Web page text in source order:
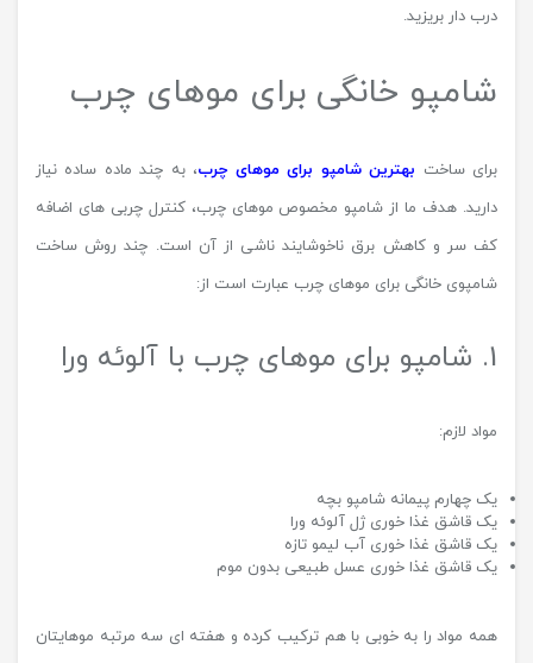
درب دار بریزید.
شامپو خانگی برای موهای چرب
برای ساخت بهترین شامپو برای موهای چرب، به چند ماده ساده نیاز
دارید. هدف ما از شامپو مخصوص موهای چرب، کنترل چربی های اضافه
کف سر و کاهش برق ناخوشایند ناشی از آن است. چند روش ساخت
شامپوی خانگی برای موهای چرب عبارت است از:
1. شامپو برای موهای چرب با آلوئه ورا
مواد لازم:
یک چهارم پیمانه شامپو بچه
یک قاشق غذا خوری ژل آلوئه ورا
یک قاشق غذا خوری آب لیمو تازه
یک قاشق غذا خوری عسل طبیعی بدون موم
همه مواد را به خوبی با هم ترکیب کرده و هفته ای سه مرتبه موهایتان